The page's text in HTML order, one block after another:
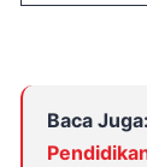
Baca Juga: